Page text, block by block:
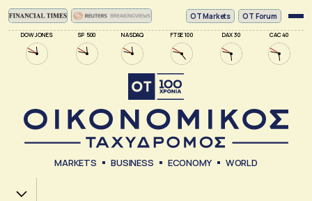
DOW JONES SP 500 NASDAQ FTSE 100 DAX 30 CAC 40
ΟΤ Markets OT Forum
MARKETS BUSINESS ECONOMY WORLD
Χ.Α.